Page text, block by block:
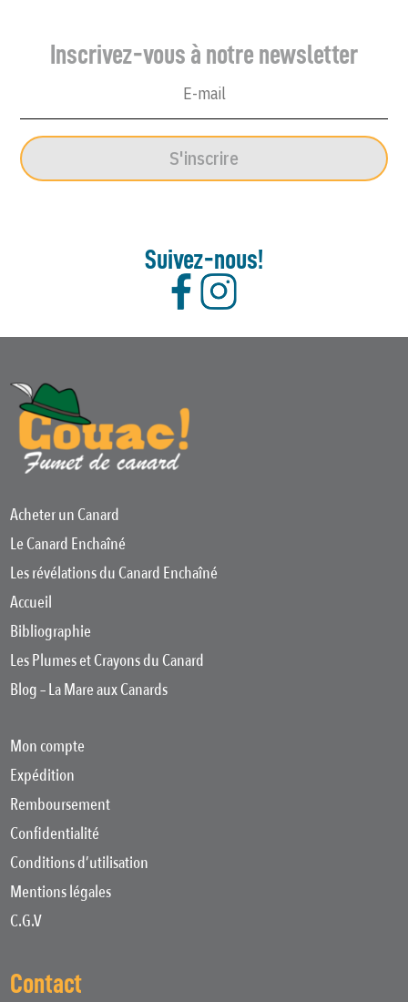
Inscrivez-vous à notre newsletter
S'inscrire
Suivez-nous!
Acheter un Canard
Le Canard Enchaîné
Les révélations du Canard Enchaîné
Accueil
Bibliographie
Les Plumes et Crayons du Canard
Blog – La Mare aux Canards
Mon compte
Expédition
Remboursement
Confidentialité
Conditions d’utilisation
Mentions légales
C.G.V
Contact